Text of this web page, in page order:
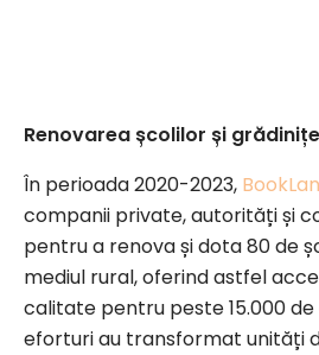
Renovarea școlilor și
În perioada 2020-2023,
companii private, autorități și
pentru a renova și dota 80 de
mediul rural, oferind astfel
calitate pentru peste 15.000
eforturi au transformat unități